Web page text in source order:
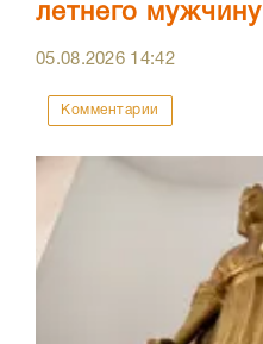
летнего мужчину
05.08.2026 14:42
Комментарии